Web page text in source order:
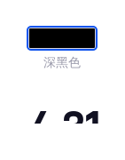
深黑色
4.31